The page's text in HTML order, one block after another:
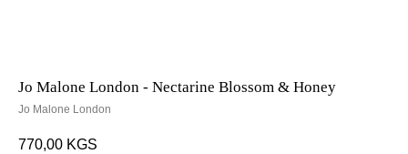
Jo Malone London - Nectarine Blossom & Honey
Jo Malone London
770,00 KGS